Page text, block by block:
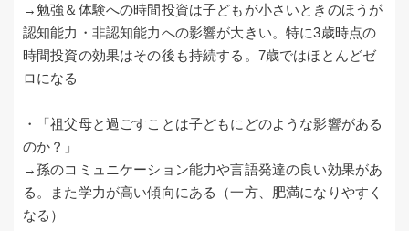
→勉強＆体験への時間投資は子どもが小さいときのほうが
認知能力・非認知能力への影響が大きい。特に3歳時点の
時間投資の効果はその後も持続する。7歳ではほとんどゼ
ロになる
・「祖父母と過ごすことは子どもにどのような影響がある
のか？」
→孫のコミュニケーション能力や言語発達の良い効果があ
る。また学力が高い傾向にある（一方、肥満になりやすく
なる）